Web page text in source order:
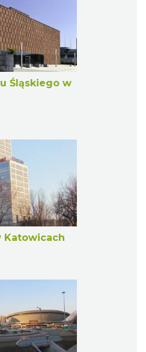
Śląskiego w
Katowicach